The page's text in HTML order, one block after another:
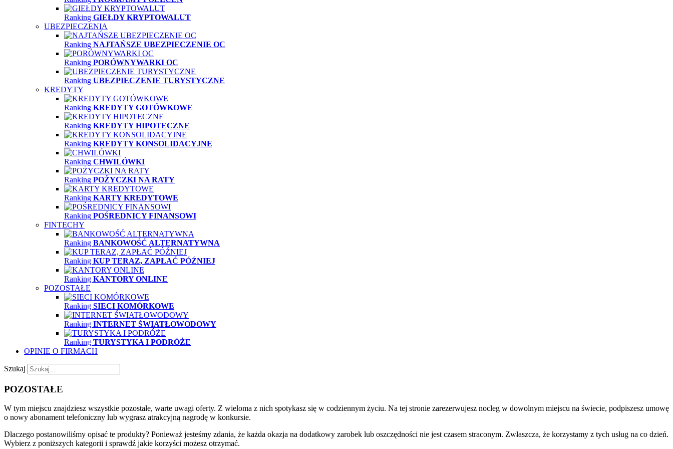
Ranking GIEŁDY KRYPTOWALUT
UBEZPIECZENIA
Ranking NAJTAŃSZE UBEZPIECZENIE OC
Ranking PORÓWNYWARKI OC
Ranking UBEZPIECZENIE TURYSTYCZNE
KREDYTY
Ranking KREDYTY GOTÓWKOWE
Ranking KREDYTY HIPOTECZNE
Ranking KREDYTY KONSOLIDACYJNE
Ranking CHWILÓWKI
Ranking POŻYCZKI NA RATY
Ranking KARTY KREDYTOWE
Ranking POŚREDNICY FINANSOWI
FINTECHY
Ranking BANKOWOŚĆ ALTERNATYWNA
Ranking KUP TERAZ, ZAPŁAĆ PÓŹNIEJ
Ranking KANTORY ONLINE
POZOSTAŁE
Ranking SIECI KOMÓRKOWE
Ranking INTERNET ŚWIATŁOWODOWY
Ranking TURYSTYKA I PODRÓŻE
OPINIE O FIRMACH
Szukaj
POZOSTAŁE
W tym miejscu znajdziesz wszystkie pozostałe, warte uwagi oferty. Z wieloma z nich spotykasz się w codziennym życiu. Na tej stronie zarezerwujesz nocleg w dowolnym miejscu na świecie, podpiszesz umowę
o nowy abonament telefoniczny lub wygrasz atrakcyjną nagrodę w konkursie.
Dlaczego postanowiliśmy opisać te produkty? Ponieważ jesteśmy zdania, że każda okazja na dodatkowy zarobek lub oszczędności nie jest czasem straconym. Zwłaszcza, że korzystamy z tych usług na co dzień.
Wybierz z poniższych kategorii i sprawdź jakie korzyści możesz otrzymać.